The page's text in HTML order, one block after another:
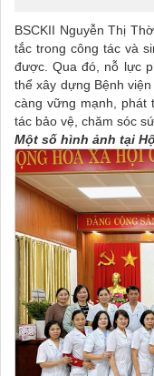
BSCKII Nguyễn Thị
tắc trong công tác và
được. Qua đó, nỗ lực
thể xây dựng Bệnh
càng vững mạnh, phát
tác bảo vệ, chăm sóc
Một số hình ảnh tại